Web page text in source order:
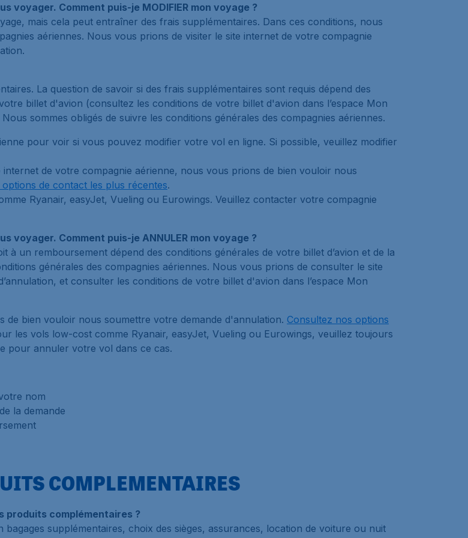
voyager. Comment puis-je MODIFIER mon voyage ?
mais cela peut entraîner des frais supplémentaires. Dans ces conditions, nous
aériennes. Nous vous prions de visiter le site internet de votre compagnie
La question de savoir si des frais supplémentaires sont requis dépend des
billet d'avion (consultez les conditions de votre billet d'avion dans l’espace Mon
sommes obligés de suivre les conditions générales des compagnies aériennes.
pour voir si vous pouvez modifier votre vol en ligne. Si possible, veuillez modifier
de votre compagnie aérienne, nous vous prions de bien vouloir nous
de contact les plus récentes.
Ryanair, easyJet, Vueling ou Eurowings. Veuillez contacter votre compagnie
voyager. Comment puis-je ANNULER mon voyage ?
à un remboursement dépend des conditions générales de votre billet d’avion et de la
générales des compagnies aériennes. Nous vous prions de consulter le site
et consulter les conditions de votre billet d'avion dans l’espace Mon
bien vouloir nous soumettre votre demande d'annulation. Consultez nos options
les vols low-cost comme Ryanair, easyJet, Vueling ou Eurowings, veuillez toujours
pour annuler votre vol dans ce cas.
nom
la demande
COMPLEMENTAIRES
produits complémentaires ?
supplémentaires, choix des sièges, assurances, location de voiture ou nuit